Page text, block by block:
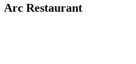
Arc Restaurant